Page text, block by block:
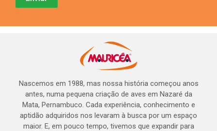
Nascemos em 1988, mas nossa história começou anos
antes, numa pequena criação de aves em Nazaré da
Mata, Pernambuco. Cada experiência, conhecimento e
aptidão adquiridos nos levaram à busca por um espaço
maior. E, em pouco tempo, tivemos que expandir para